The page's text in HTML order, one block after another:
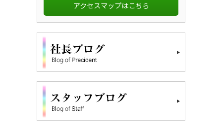
アクセスマップはこちら